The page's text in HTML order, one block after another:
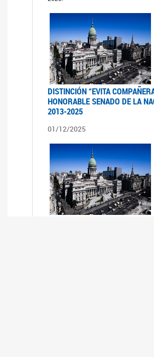
DISTINCIÓN “EVITA
HONORABLE SENADO DE LA
2013-2025
01/12/2025